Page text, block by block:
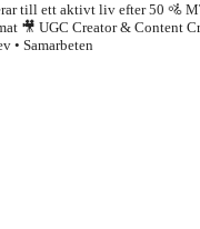
till ett aktivt liv efter 50 🚵
🎥 UGC Creator & Content
• Samarbeten